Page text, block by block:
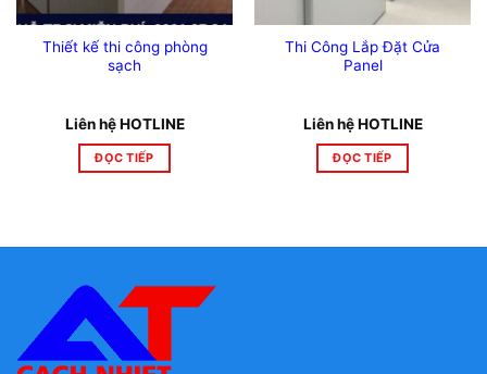
Thiết kế thi công phòng
sạch
Liên hệ HOTLINE
ĐỌC TIẾP
Thi Công Lắp Đặt Cửa
Panel
Liên hệ HOTLINE
ĐỌC TIẾP